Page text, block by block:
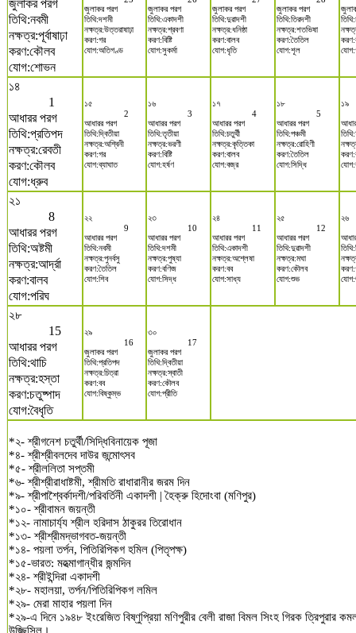
জুলাকর পরগ
তিথি:নবমী
নক্ষত্র:পূর্বাষাঢ়া
করণ:কৌলব
যোগ:শোভন
জুলাকর পরগ
তিথি:দশমী
নক্ষত্র:উত্তরাষাঢ়া
করণ:গর
যোগ:অতিগণ্ড
জুলাকর পরগ
তিথি:একাদশী
নক্ষত্র:শ্রবণা
করণ:বিষ্টি
যোগ:সুকর্মা
জুলাকর পরগ
তিথি:দুৱাদশী
নক্ষত্র:ধনিষ্ঠা
করণ:বালব
যোগ:ধৃতি
জুলাকর পরগ
তিথি:তিরদশী
নক্ষত্র:শতভিষা
করণ:তৈতিল
যোগ:শূল
১৪
1
আধারর পরগ
তিথি:প্রতিপদ
নক্ষত্র:রেবতী
করণ:কৌলব
যোগ:ধ্রুব
১৫
2
আধারর পরগ
তিথি:দ্বিতীয়া
নক্ষত্র:অশ্বিনী
করণ:গর
যোগ:ব্যাঘাত
১৬
3
আধারর পরগ
তিথি:তৃতীয়া
নক্ষত্র:ভরণী
করণ:বিষ্টি
যোগ:হর্ষণ
১৭
4
আধারর পরগ
তিথি:চতুর্থী
নক্ষত্র:কৃত্তিকা
করণ:বালব
যোগ:বজ্র
১৮
5
আধারর পরগ
তিথি:পঞ্চমী
নক্ষত্র:রোহিণী
করণ:তৈতিল
যোগ:সিদ্ধি
১৯
২১
8
আধারর পরগ
তিথি:অষ্টমী
নক্ষত্র:আর্দ্রা
করণ:বালব
যোগ:পরিঘ
২২
9
আধারর পরগ
তিথি:নবমী
নক্ষত্র:পুনর্বসু
করণ:তৈতিল
যোগ:শিব
২৩
10
আধারর পরগ
তিথি:দশমী
নক্ষত্র:পুষ্যা
করণ:বণিজ
যোগ:সিদ্ধ
২৪
11
আধারর পরগ
তিথি:একাদশী
নক্ষত্র:অশ্লেষা
করণ:বব
যোগ:সাধ্য
২৫
12
আধারর পরগ
তিথি:দুৱাদশী
নক্ষত্র:মঘা
করণ:কৌলব
যোগ:শুভ
২৬
২৮
15
আধারর পরগ
তিথি:থাচি
নক্ষত্র:হস্তা
করণ:চতুষ্পাদ
যোগ:বৈধৃতি
২৯
16
জুলাকর পরগ
তিথি:প্রতিপদ
নক্ষত্র:চিত্রা
করণ:বব
যোগ:বিষ্কুম্ভ
৩০
17
জুলাকর পরগ
তিথি:দ্বিতীয়া
নক্ষত্র:স্বাতী
করণ:কৌলব
যোগ:প্রীতি
*২- শ্রীগনেশ চতুর্থী/সিদ্ধিবিনায়েক পূজা
*৪- শ্রীশ্রীবলদেব দাউর জন্মোৎসব
*৫- শ্রীললিতা সপ্তমী
*৬- শ্রীশ্রীরাধাষ্টমী, শ্রীমতি রাধারানীর জরম দিন
*৯- শ্রীপাশ্বৈর্কাদশী/পরিবর্তিনী একাদশী | হৈক্রু হিদোংবা (মণিপুর)
*১০- শ্রীবামন জয়ন্তী
*১২- নামাচার্য্য শ্রীল হরিদাস ঠাকুরর তিরোধান
*১৩- শ্রীশ্রীমদ্ভাগবত-জয়ন্তী
*১৪- পয়লা তর্পন, পিতিরিপিকগ হমিল (পিতৃপক্ষ)
*১৫-ভারত: মহত্মাগান্ধীর জন্মদিন
*২৪- শ্রীইন্দিরা একাদশী
*২৮- মহালয়া, তর্পন/পিতিরিপিকগ লমিল
*২৯- মেরা মাহার পয়লা দিন
*২৯-এ দিনে ১৯৪৮ ইংরেজিত বিষ্ণুপ্রিয়া মণিপুরীর বেলী রাজা বিমল সিংহ গিরক ত্রিপুরার